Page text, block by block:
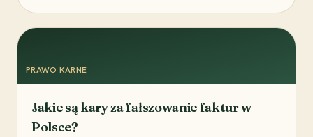
PRAWO KARNE
Jakie są kary za fałszowanie faktur w
Polsce?